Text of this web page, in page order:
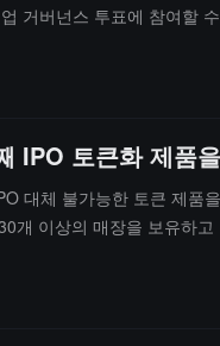
거버넌스 투표에 참여할
투표 인프라를 기반으
IPO 토큰화 제품
대체 불가능한 토큰 제품
이상의 매장을 보유하
환되며, 미국, 영국, 캐나